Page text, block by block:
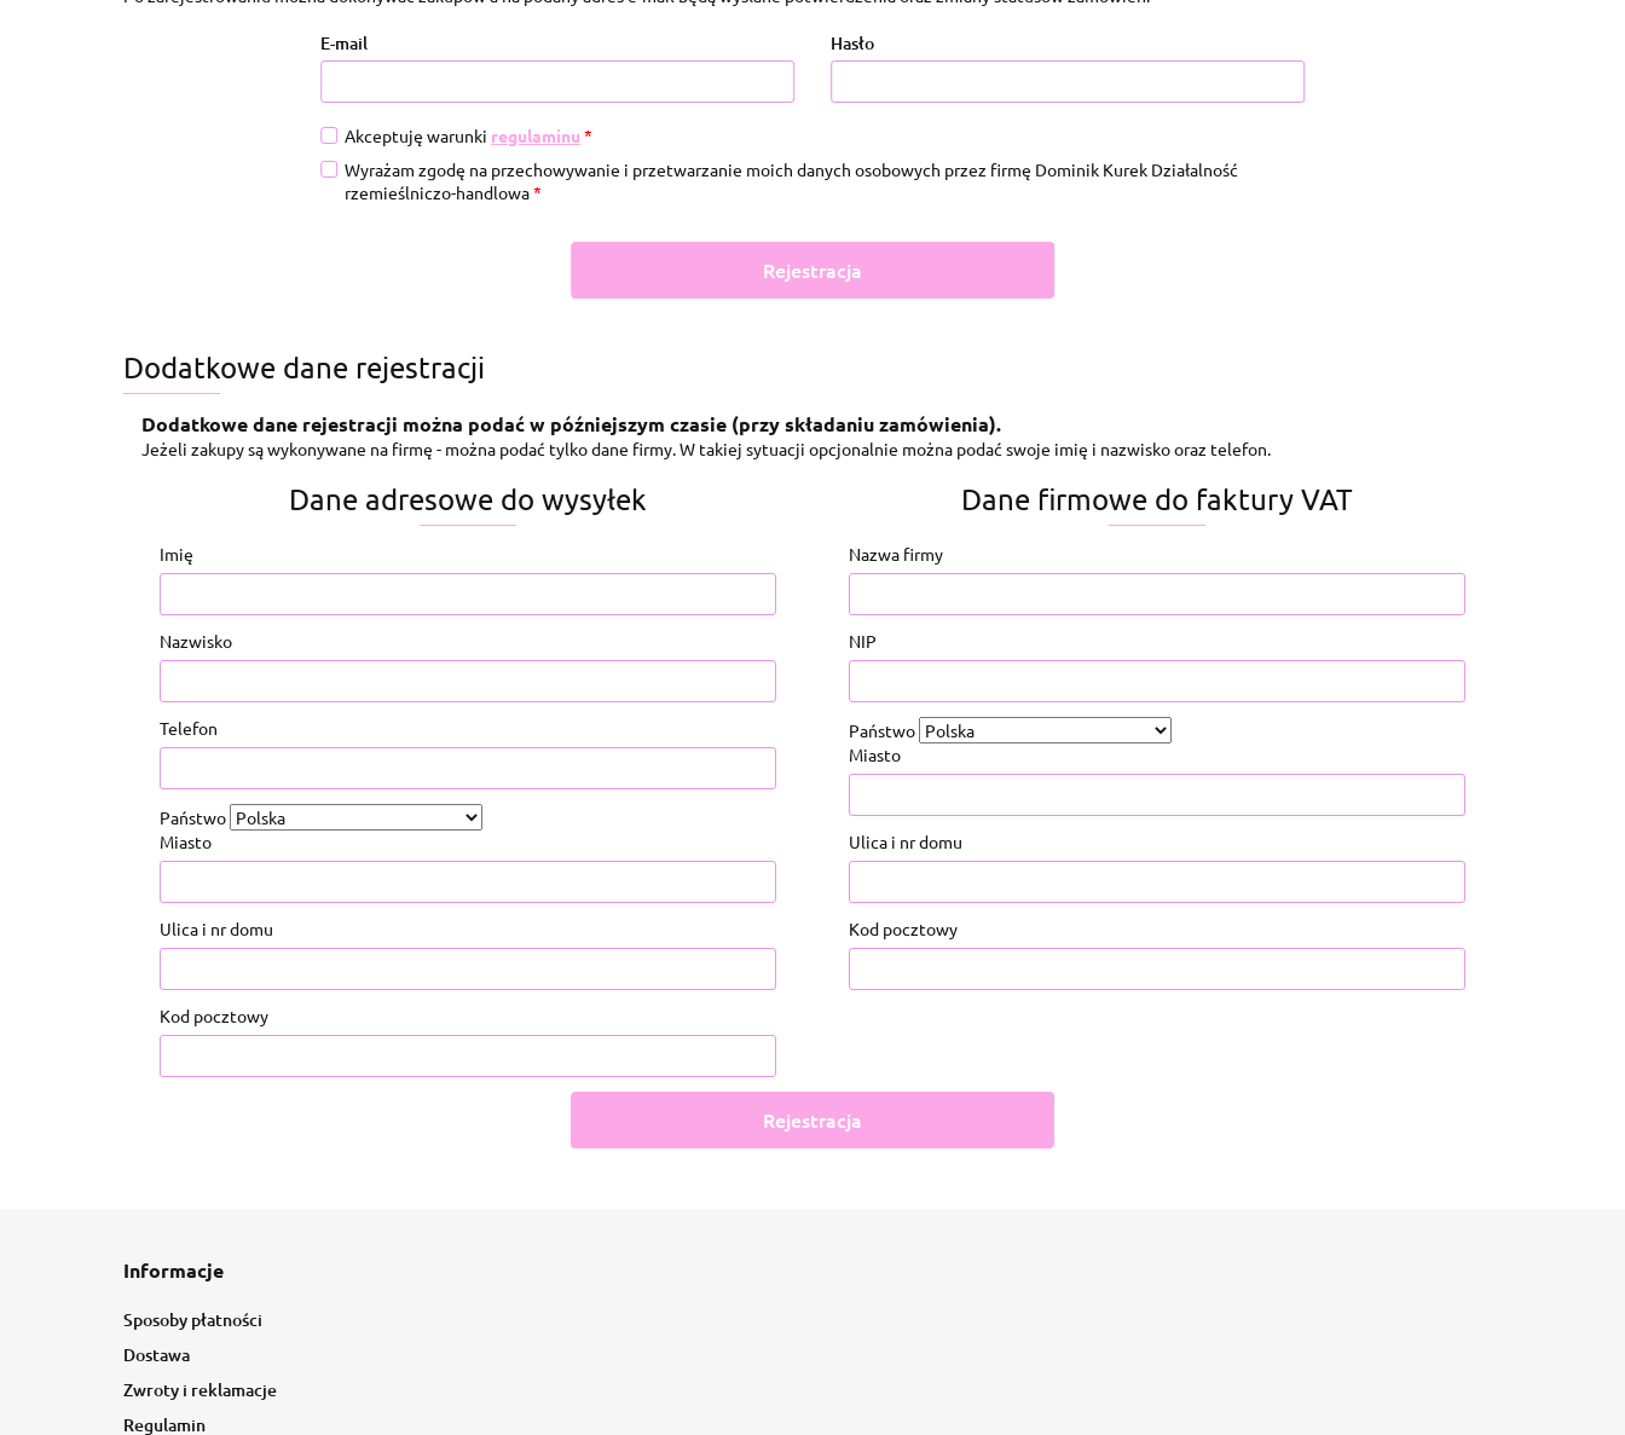
E-mail Hasło
Akceptuję warunki regulaminu *
Wyrażam zgodę na przechowywanie i przetwarzanie moich danych osobowych przez firmę Dominik Kurek Działalność
rzemieślniczo-handlowa*
Rejestracja
Dodatkowe dane rejestracji
Dodatkowe dane rejestracji można podać w późniejszym czasie (przy składaniu zamówienia).
Jeżeli zakupy są wykonywane na firmę - można podać tylko dane firmy. W takiej sytuacji opcjonalnie można podać swoje imię i nazwisko oraz telefon.
Dane adresowe do wysyłek
Imię
Nazwisko
Telefon
Państwo
Miasto
Ulica i nr domu
Kod pocztowy
Dane firmowe do faktury VAT
Nazwa firmy
NIP
Państwo
Miasto
Ulica i nr domu
Kod pocztowy
Rejestracja
Informacje
Sposoby płatności
Dostawa
Zwroty i reklamacje
Regulamin